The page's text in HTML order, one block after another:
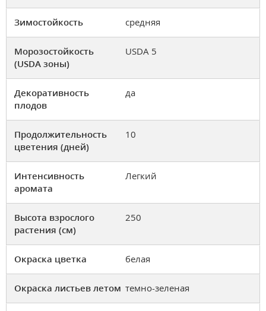
Зимостойкость средняя
Морозостойкость
(USDA зоны)
USDA 5
Декоративность
плодов
да
Продолжительность
цветения (дней)
10
Интенсивность
аромата
Легкий
Высота взрослого
растения (см)
250
Окраска цветка белая
Окраска листьев летом темно-зеленая